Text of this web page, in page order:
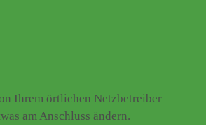
Ihrem örtlichen Netzbetreiber
am Anschluss ändern.